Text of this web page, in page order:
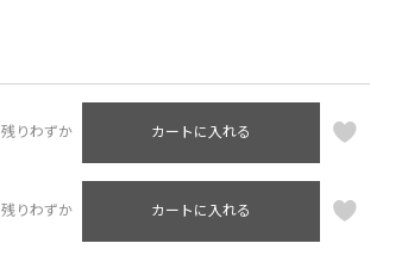
残りわずか カートに入れる
残りわずか カートに入れる